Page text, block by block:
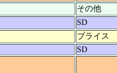
その他
SD
ブライス
SD